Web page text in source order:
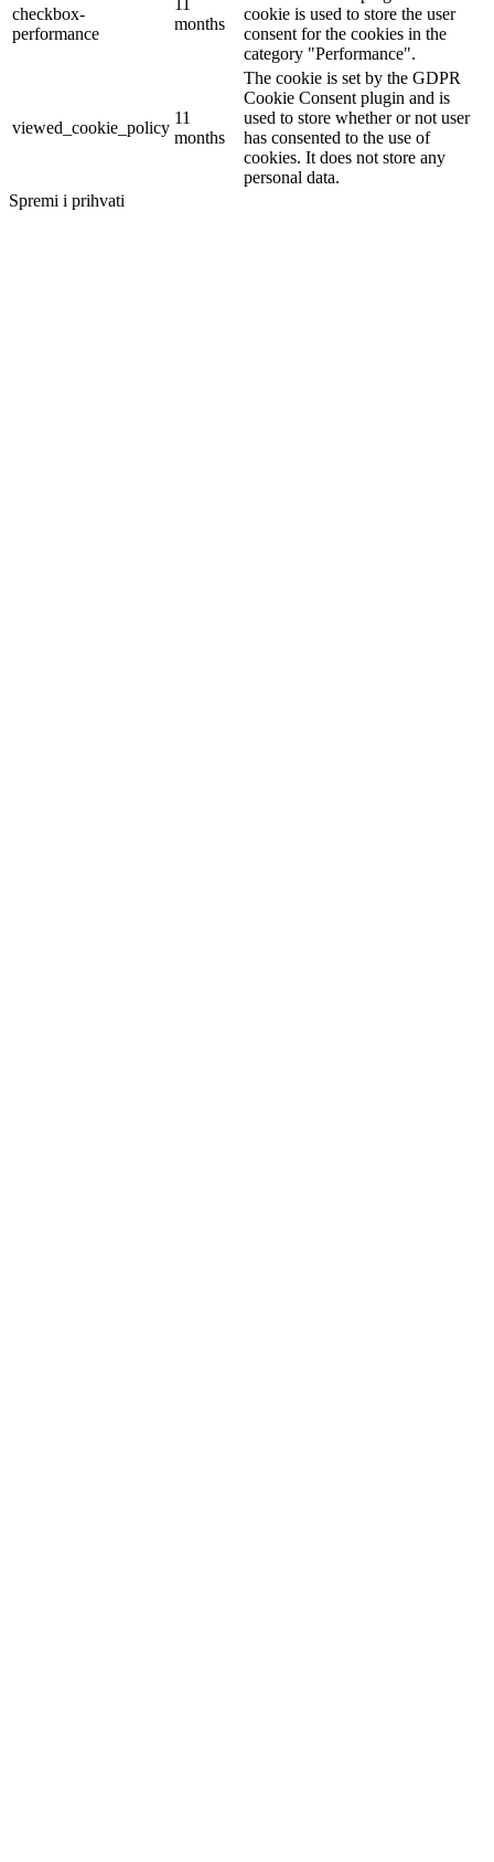
checkbox-
performance
11
months
cookie is used to store the user
consent for the cookies in the
category "Performance".
viewed_cookie_policy
11
months
The cookie is set by the GDPR
Cookie Consent plugin and is
used to store whether or not user
has consented to the use of
cookies. It does not store any
personal data.
Spremi i prihvati